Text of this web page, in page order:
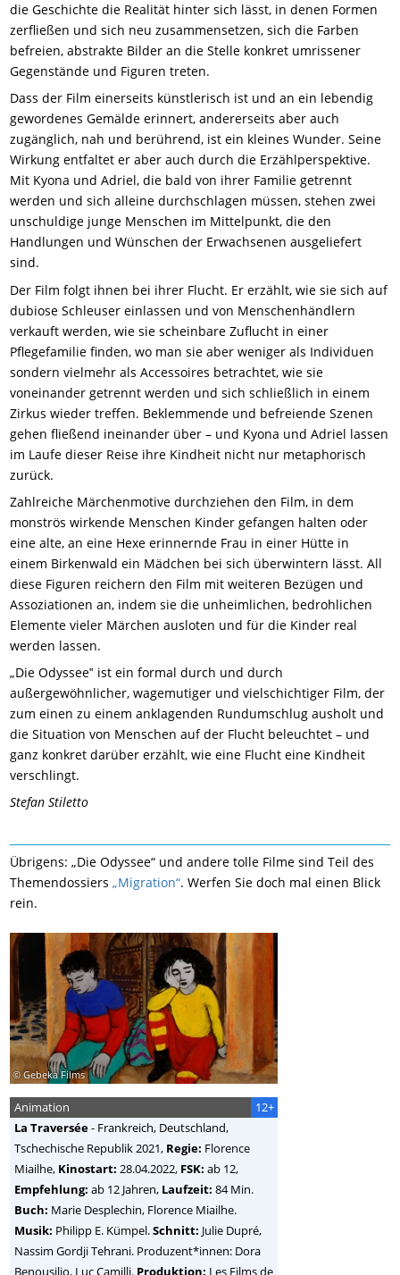
die Geschichte die Realität hinter sich lässt, in denen Formen
zerfließen und sich neu zusammensetzen, sich die Farben
befreien, abstrakte Bilder an die Stelle konkret umrissener
Gegenstände und Figuren treten.
Dass der Film einerseits künstlerisch ist und an ein lebendig
gewordenes Gemälde erinnert, andererseits aber auch
zugänglich, nah und berührend, ist ein kleines Wunder. Seine
Wirkung entfaltet er aber auch durch die Erzählperspektive.
Mit Kyona und Adriel, die bald von ihrer Familie getrennt
werden und sich alleine durchschlagen müssen, stehen zwei
unschuldige junge Menschen im Mittelpunkt, die den
Handlungen und Wünschen der Erwachsenen ausgeliefert
sind.
Der Film folgt ihnen bei ihrer Flucht. Er erzählt, wie sie sich auf
dubiose Schleuser einlassen und von Menschenhändlern
verkauft werden, wie sie scheinbare Zuflucht in einer
Pflegefamilie finden, wo man sie aber weniger als Individuen
sondern vielmehr als Accessoires betrachtet, wie sie
voneinander getrennt werden und sich schließlich in einem
Zirkus wieder treffen. Beklemmende und befreiende Szenen
gehen fließend ineinander über – und Kyona und Adriel lassen
im Laufe dieser Reise ihre Kindheit nicht nur metaphorisch
zurück.
Zahlreiche Märchenmotive durchziehen den Film, in dem
monströs wirkende Menschen Kinder gefangen halten oder
eine alte, an eine Hexe erinnernde Frau in einer Hütte in
einem Birkenwald ein Mädchen bei sich überwintern lässt. All
diese Figuren reichern den Film mit weiteren Bezügen und
Assoziationen an, indem sie die unheimlichen, bedrohlichen
Elemente vieler Märchen ausloten und für die Kinder real
werden lassen.
„Die Odyssee‟ ist ein formal durch und durch
außergewöhnlicher, wagemutiger und vielschichtiger Film, der
zum einen zu einem anklagenden Rundumschlug ausholt und
die Situation von Menschen auf der Flucht beleuchtet – und
ganz konkret darüber erzählt, wie eine Flucht eine Kindheit
verschlingt.
Stefan Stiletto
Übrigens: „Die Odyssee“ und andere tolle Filme sind Teil des
Themendossiers„Migration“. Werfen Sie doch mal einen Blick
rein.
© Gebeka Films
12+
Animation
La Traversée- Frankreich, Deutschland,
Tschechische Republik2021, Regie: Florence
Miailhe, Kinostart: 28.04.2022, FSK: ab 12,
Empfehlung: ab 12 Jahren, Laufzeit: 84 Min.
Buch: Marie Desplechin, Florence Miailhe.
Musik: Philipp E. Kümpel.Schnitt: Julie Dupré,
Nassim Gordji Tehrani. Produzent*innen: Dora
Benousilio, Luc Camilli. Produktion: Les Films de